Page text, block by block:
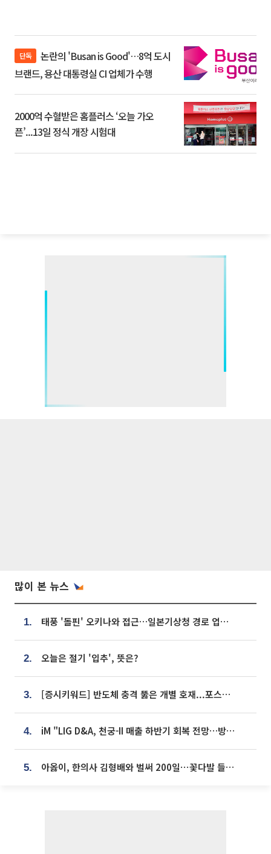
단독
브랜드, 용산 대통령실 CI 업체가 수행
2000억 수혈받은 홈플러스 ‘오늘 가오
픈’...13일 정식 개장 시험대
많이 본 뉴스
1. 태풍 '돌핀' 오키나와 접근…일본기상청 경로 업데이트
2. 오늘은 절기 '입추', 뜻은?
3. [증시키워드] 반도체 충격 뚫은 개별 호재...포스코퓨처엠·에코프로·한화솔루션 '눈길'
4. iM "LIG D&A, 천궁-II 매출 하반기 회복 전망…방산 톱픽 유지"
5. 아옳이, 한의사 김형배와 벌써 200일⋯꽃다발 들고 "프러포즈 아냐"